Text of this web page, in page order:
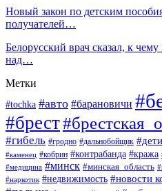
Новый закон по детским
получателей…
Белорусский врач сказал, к
над…
Метки
#tochka #авто #барановичи
#брест
#гибель #гродно #дальнобойщик #дети
#каменец #кобрин #контрабанда #кража
#медицина #минск #минская_область
#наркотик #недвижимость #новости